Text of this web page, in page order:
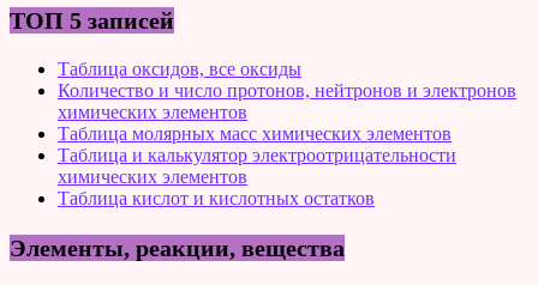
ТОП 5 записей
Таблица оксидов, все оксиды
Количество и число протонов, нейтронов и электронов
химических элементов
Таблица молярных масс химических элементов
Таблица и калькулятор электроотрицательности
химических элементов
Таблица кислот и кислотных остатков
Элементы, реакции, вещества